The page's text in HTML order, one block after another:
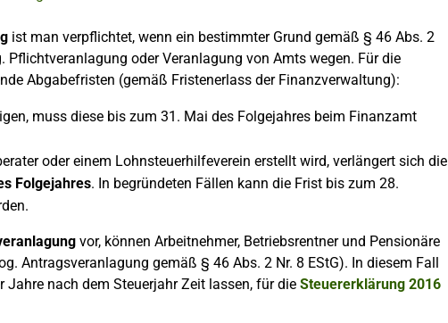
ist man verpflichtet, wenn ein bestimmter Grund gemäß § 46 Abs. 2
Pflichtveranlagung oder Veranlagung von Amts wegen. Für die
Abgabefristen (gemäß Fristenerlass der Finanzverwaltung):
muss diese bis zum 31. Mai des Folgejahres beim Finanzamt
oder einem Lohnsteuerhilfeverein erstellt wird, verlängert sich die
Folgejahres. In begründeten Fällen kann die Frist bis zum 28.
vor, können Arbeitnehmer, Betriebsrentner und Pensionäre
Antragsveranlagung gemäß § 46 Abs. 2 Nr. 8 EStG). In diesem Fall
nach dem Steuerjahr Zeit lassen, für die Steuererklärung 2016